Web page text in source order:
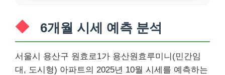
6개월 시세 예측 분석
서울시 용산구 원효로1가 용산원효루미니(민간임
대, 도시형) 아파트의 2025년 10월 시세를 예측하는